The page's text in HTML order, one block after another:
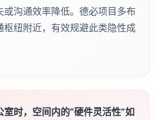
或沟通效率降低。德必项目多布
枢纽附近，有效规避此类隐性成
室时，空间内的“硬件灵活性”如